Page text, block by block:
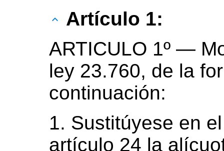
Artículo 1:
ARTICULO 1º —
ley 23.760, de la
continuación:
1. Sustitúyese en
artículo 24 la